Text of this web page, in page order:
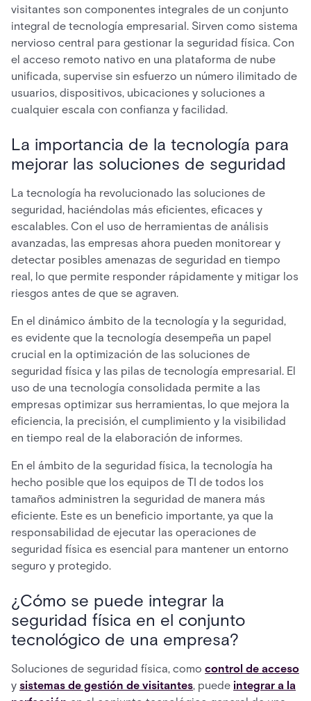
visitantes son componentes integrales de un conjunto
integral de tecnología empresarial. Sirven como sistema
nervioso central para gestionar la seguridad física. Con
el acceso remoto nativo en una plataforma de nube
unificada, supervise sin esfuerzo un número ilimitado de
usuarios, dispositivos, ubicaciones y soluciones a
cualquier escala con confianza y facilidad.
La importancia de la tecnología para
mejorar las soluciones de seguridad
La tecnología ha revolucionado las soluciones de
seguridad, haciéndolas más eficientes, eficaces y
escalables. Con el uso de herramientas de análisis
avanzadas, las empresas ahora pueden monitorear y
detectar posibles amenazas de seguridad en tiempo
real, lo que permite responder rápidamente y mitigar los
riesgos antes de que se agraven.
En el dinámico ámbito de la tecnología y la seguridad,
es evidente que la tecnología desempeña un papel
crucial en la optimización de las soluciones de
seguridad física y las pilas de tecnología empresarial. El
uso de una tecnología consolidada permite a las
empresas optimizar sus herramientas, lo que mejora la
eficiencia, la precisión, el cumplimiento y la visibilidad
en tiempo real de la elaboración de informes.
En el ámbito de la seguridad física, la tecnología ha
hecho posible que los equipos de TI de todos los
tamaños administren la seguridad de manera más
eficiente. Este es un beneficio importante, ya que la
responsabilidad de ejecutar las operaciones de
seguridad física es esencial para mantener un entorno
seguro y protegido.
¿Cómo se puede integrar la
seguridad física en el conjunto
tecnológico de una empresa?
Soluciones de seguridad física, como control de acceso
y sistemas de gestión de visitantes, puede integrar a la